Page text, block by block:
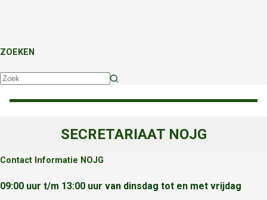
ZOEKEN
SECRETARIAAT NOJG
Contact Informatie NOJG
09:00 uur t/m 13:00 uur van dinsdag tot en met vrijdag